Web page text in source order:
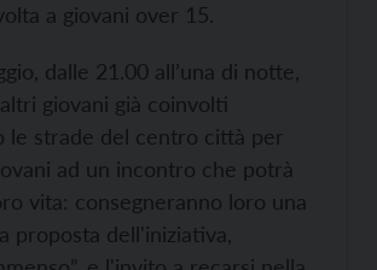
a giovani over 15.
dalle 21.00 all’una di notte,
giovani già coinvolti
le strade del centro città per
ad un incontro che potrà
vita: consegneranno loro una
proposta dell'iniziativa,